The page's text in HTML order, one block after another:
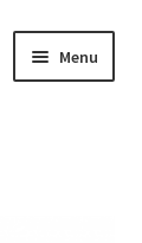
Menu